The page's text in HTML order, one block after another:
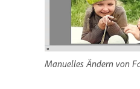
Manuelles Ändern von